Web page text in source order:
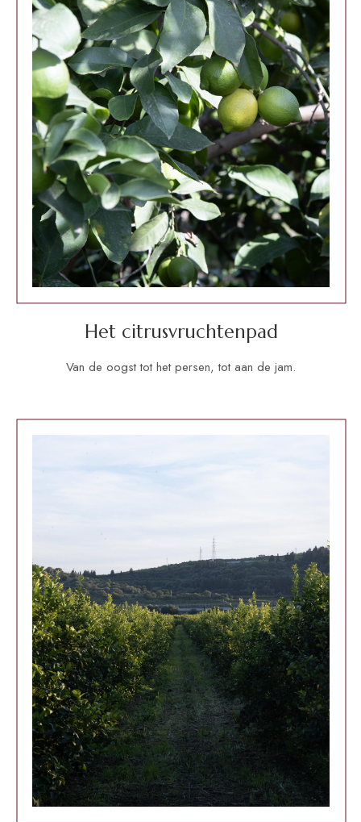
Het citrusvruchtenpad
Van de oogst tot het persen, tot aan de jam.